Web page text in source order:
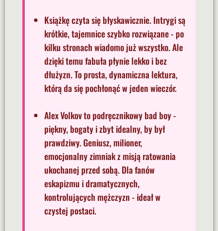
Książkę czyta się błyskawicznie. Intrygi są
krótkie, tajemnice szybko rozwiązane - po
kilku stronach wiadomo już wszystko. Ale
dzięki temu fabuła płynie lekko i bez
dłużyzn. To prosta, dynamiczna lektura,
którą da się pochłonąć w jeden wieczór.
Alex Volkov to podręcznikowy bad boy -
piękny, bogaty i zbyt idealny, by był
prawdziwy. Geniusz, milioner,
emocjonalny zimniak z misją ratowania
ukochanej przed sobą. Dla fanów
eskapizmu i dramatycznych,
kontrolujących mężczyzn - ideał w
czystej postaci.